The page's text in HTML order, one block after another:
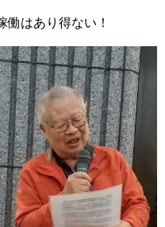
はあり得ない！